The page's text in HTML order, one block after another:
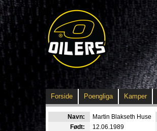
Forside Poengliga Kamper
Navn: Martin Blakseth Huse
Født:
12.06.1989